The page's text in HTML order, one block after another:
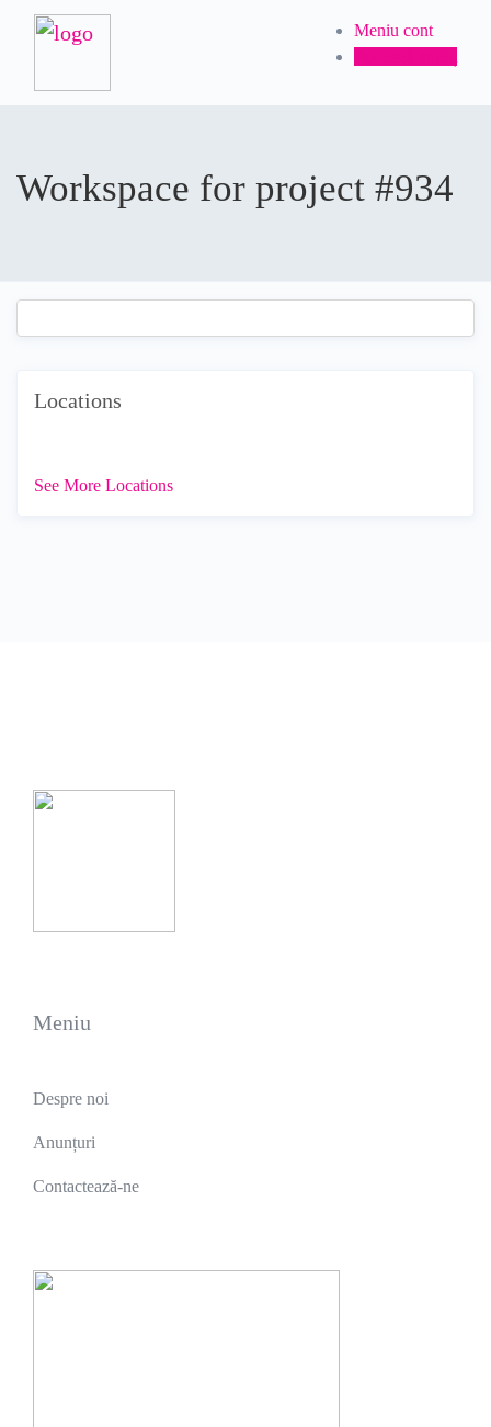
Meniu cont
Workspace for project #934
Locations
See More Locations
Meniu
Despre noi
Anunțuri
Contactează-ne